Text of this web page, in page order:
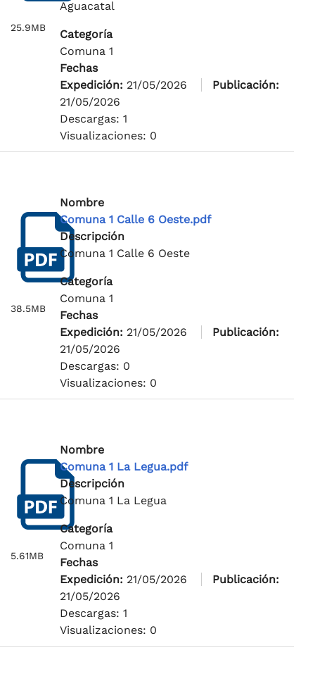
25.9MB
Aguacatal
Categoría
Comuna 1
Fechas
Expedición: 21/05/2026
Publicación:
21/05/2026
Descargas: 1
Visualizaciones: 0
38.5MB
Nombre
Comuna 1 Calle 6 Oeste.pdf
Descripción
Comuna 1 Calle 6 Oeste
Categoría
Comuna 1
Fechas
Expedición: 21/05/2026
Publicación:
21/05/2026
Descargas: 0
Visualizaciones: 0
5.61MB
Nombre
Comuna 1 La Legua.pdf
Descripción
Comuna 1 La Legua
Categoría
Comuna 1
Fechas
Expedición: 21/05/2026
Publicación:
21/05/2026
Descargas: 1
Visualizaciones: 0